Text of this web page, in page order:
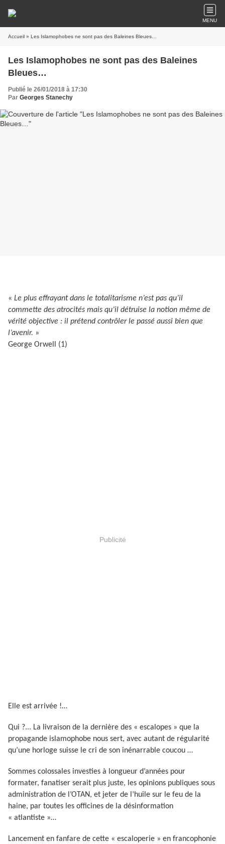
MENU
Accueil » Les Islamophobes ne sont pas des Baleines Bleues…
Les Islamophobes ne sont pas des Baleines
Bleues…
Publié le 26/01/2018 à 17:30
Par Georges Stanechy
« Le plus effrayant dans le totalitarisme n’est pas qu’il
commette des atrocités mais qu’il détruise la notion même de
vérité objective : il prétend contrôler le passé aussi bien que
l’avenir. »
George Orwell (1)
Publicité
Elle est arrivée !…
Qui ?... La livraison de la dernière des « escalopes » que la
propagande islamophobe nous sert, avec autant de régularité
qu’une horloge suisse le cri de son inénarrable coucou …
Sommes colossales investies à longueur d’années pour
formater, fanatiser serait plus juste, les opinions publiques sous
administration de l’OTAN, et jeter de l’huile sur le feu de la
haine, par toutes les officines de la désinformation
« atlantiste »…
Lancement en fanfare de cette « escaloperie » en francophonie